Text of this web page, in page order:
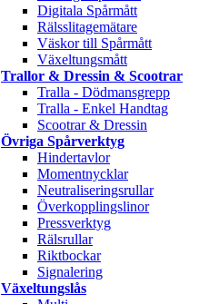
Digitala Spårmått
Rälsslitagemätare
Väskor till Spårmått
Växeltungsmått
Trallor & Dressin & Scootrar
Tralla - Dödmansgrepp
Tralla - Enkel Handtag
Scootrar & Dressin
Övriga Spårverktyg
Hindertavlor
Momentnycklar
Neutraliseringsrullar
Överkopplingslinor
Pressverktyg
Rälsrullar
Riktbockar
Signalering
Växeltungslås